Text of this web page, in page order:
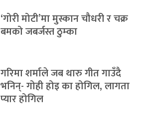
‘गोरी मोटी’मा मुस्कान चौधरी र चक्र
बमको जबर्जस्त ठुम्का
गरिमा शर्माले जब थारु गीत गाउँदै
भनिन्- गोही होइ का होगिल, लागता
प्यार होगिल